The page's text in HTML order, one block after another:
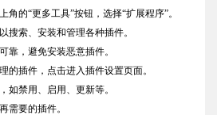
角的“更多工具”按钮，选择“扩展程序”。
搜索、安装和管理各种插件。
靠，避免安装恶意插件。
的插件，点击进入插件设置页面。
如禁用、启用、更新等。
需要的插件。